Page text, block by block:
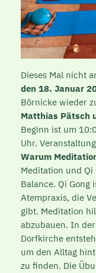
Dieses Mal nicht
den 18. Januar
Börnicke wieder
Matthias Pätsch
Beginn ist um
Uhr.
Warum
Meditation und Qi
Balance. Qi Gong
Atempraxis, die
gibt. Meditation
abzubauen. In
Dorfkirche
um den Alltag
zu finden. Die